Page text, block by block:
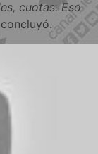
cuotas. Eso